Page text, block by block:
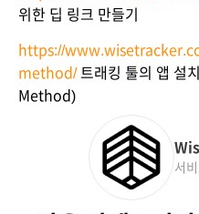
위한 딥 링크 만들기
https://
method/ 트래킹 툴의 앱 설
Method)
서